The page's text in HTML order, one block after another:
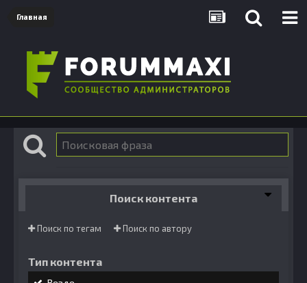
Главная
Поиск контента
Поиск по тегам Поиск по автору
Тип контента